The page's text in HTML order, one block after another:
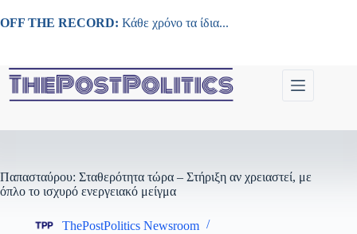
στο
OFF THE RECORD: Κάθε χρόνο τα ίδια...
Παπασταύρου: Σταθερότητα τώρα – Στήριξη αν χρειαστεί, με
όπλο το ισχυρό ενεργειακό μείγμα
ThePostPolitics Newsroom